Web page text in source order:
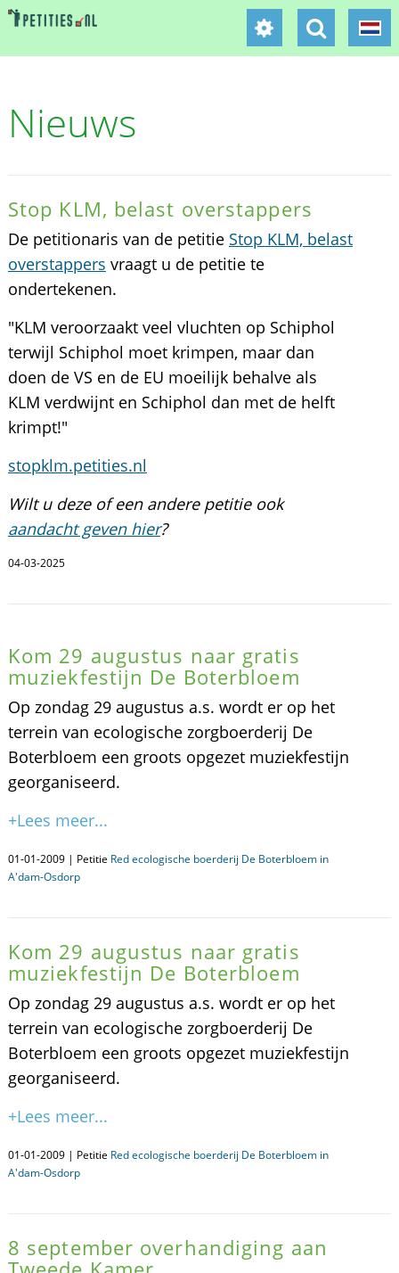
Nieuws
Stop KLM, belast overstappers
De petitionaris van de petitie Stop KLM, belast
overstappers vraagt u de petitie te
ondertekenen.
"KLM veroorzaakt veel vluchten op Schiphol
terwijl Schiphol moet krimpen, maar dan
doen de VS en de EU moeilijk behalve als
KLM verdwijnt en Schiphol dan met de helft
krimpt!"
stopklm.petities.nl
Wilt u deze of een andere petitie ook
aandacht geven hier?
04-03-2025
Kom 29 augustus naar gratis
muziekfestijn De Boterbloem
Op zondag 29 augustus a.s. wordt er op het
terrein van ecologische zorgboerderij De
Boterbloem een groots opgezet muziekfestijn
georganiseerd.
+Lees meer...
01-01-2009 | Petitie Red ecologische boerderij De Boterbloem in
A'dam-Osdorp
Kom 29 augustus naar gratis
muziekfestijn De Boterbloem
Op zondag 29 augustus a.s. wordt er op het
terrein van ecologische zorgboerderij De
Boterbloem een groots opgezet muziekfestijn
georganiseerd.
+Lees meer...
01-01-2009 | Petitie Red ecologische boerderij De Boterbloem in
A'dam-Osdorp
8 september overhandiging aan